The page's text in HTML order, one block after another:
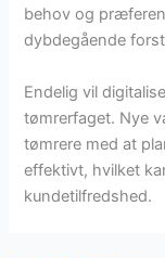
behov og
dybdegående
Endelig vil
tømrerfaget. Nye
tømrere med at
effektivt, hvilket
kundetilfredshed.